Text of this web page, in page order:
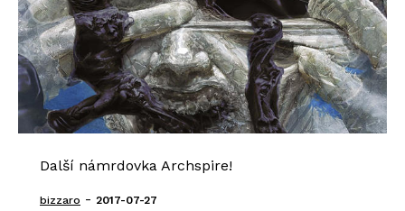
Další námrdovka Archspire!
bizzaro - 2017-07-27